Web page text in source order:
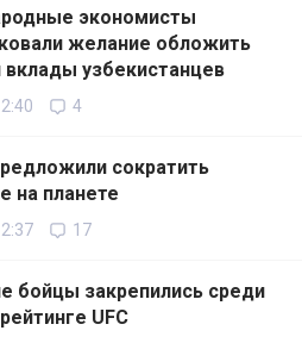
экономисты
желание обложить
вклады узбекистанцев
4
сократить
на планете
17
бойцы закрепились среди
UFC